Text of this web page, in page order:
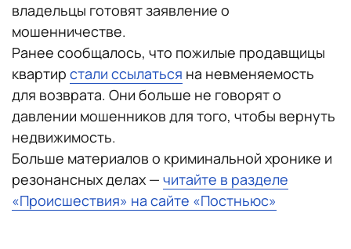
владельцы готовят заявление о
мошенничестве.
Ранее сообщалось, что пожилые продавщицы
квартир стали ссылаться на невменяемость
для возврата. Они больше не говорят о
давлении мошенников для того, чтобы вернуть
недвижимость.
Больше материалов о криминальной хронике и
резонансных делах — читайте в разделе
«Происшествия» на сайте «Постньюс»